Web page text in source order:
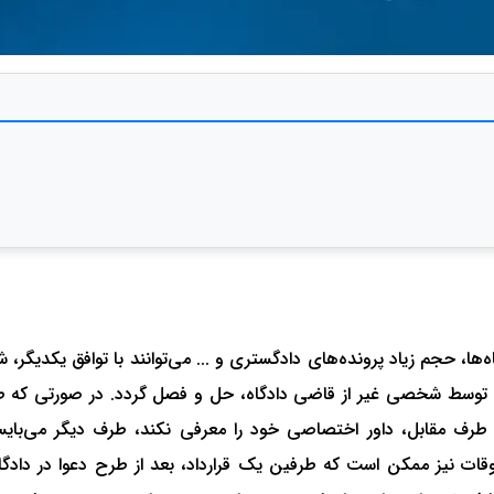
حجم زیاد پرونده‌های دادگستری و ... می‌توانند با توافق
توسط شخصی غیر از قاضی دادگاه، حل و فصل گردد. در صورتی که
طرف مقابل، داور اختصاصی خود را معرفی نکند، طرف دیگر
نیز ممکن است که طرفین یک قرارداد، بعد از طرح دعوا در